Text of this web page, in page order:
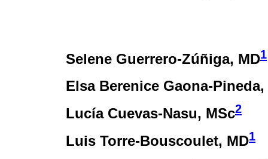
Selene Guerrero-Zúñiga, MD1
Elsa Berenice Gaona-Pineda,
Lucía Cuevas-Nasu, MSc2
Luis Torre-Bouscoulet, MD1